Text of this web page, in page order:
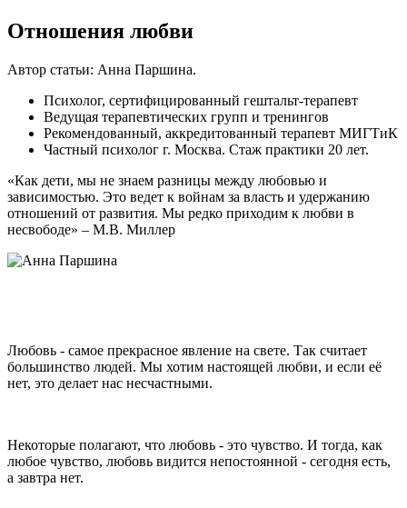
Отношения любви
Автор статьи: Анна Паршина.
Психолог, сертифицированный гештальт-терапевт
Ведущая терапевтических групп и тренингов
Рекомендованный, аккредитованный терапевт МИГТиК
Частный психолог г. Москва. Стаж практики 20 лет.
«Как дети, мы не знаем разницы между любовью и
зависимостью. Это ведет к войнам за власть и удержанию
отношений от развития. Мы редко приходим к любви в
несвободе» – М.В. Миллер
Любовь - самое прекрасное явление на свете. Так считает
большинство людей. Мы хотим настоящей любви, и если её
нет, это делает нас несчастными.
Некоторые полагают, что любовь - это чувство. И тогда, как
любое чувство, любовь видится непостоянной - сегодня есть,
а завтра нет.